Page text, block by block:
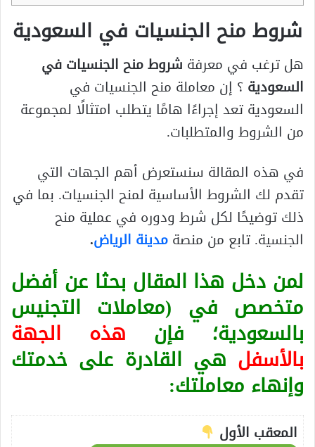
شروط منح الجنسيات في السعودية
هل ترغب في معرفة شروط منح الجنسيات في
السعودية؟ إن معاملة منح الجنسيات في
السعودية تعد إجراءًا هامًا يتطلب امتثالًا لمجموعة
من الشروط والمتطلبات.
في هذه المقالة سنستعرض أهم الجهات التي
تقدم لك الشروط الأساسية لمنح الجنسيات. بما في
ذلك توضيحًا لكل شرط ودوره في عملية منح
الجنسية. تابع من منصةمدينة الرياض.
لمن دخل هذا المقال بحثا عن أفضل
متخصص في (معاملات التجنيس
بالسعودية؛ فإن هذه الجهة
بالأسفل هي القادرة على خدمتك
وإنهاء معاملتك:
المعقب الأول